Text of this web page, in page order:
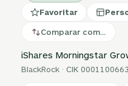
Favoritar
Comparar com…
iShares Morningstar
BlackRock · CIK